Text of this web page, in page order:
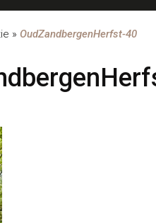
» OudZandbergenHerfst-40